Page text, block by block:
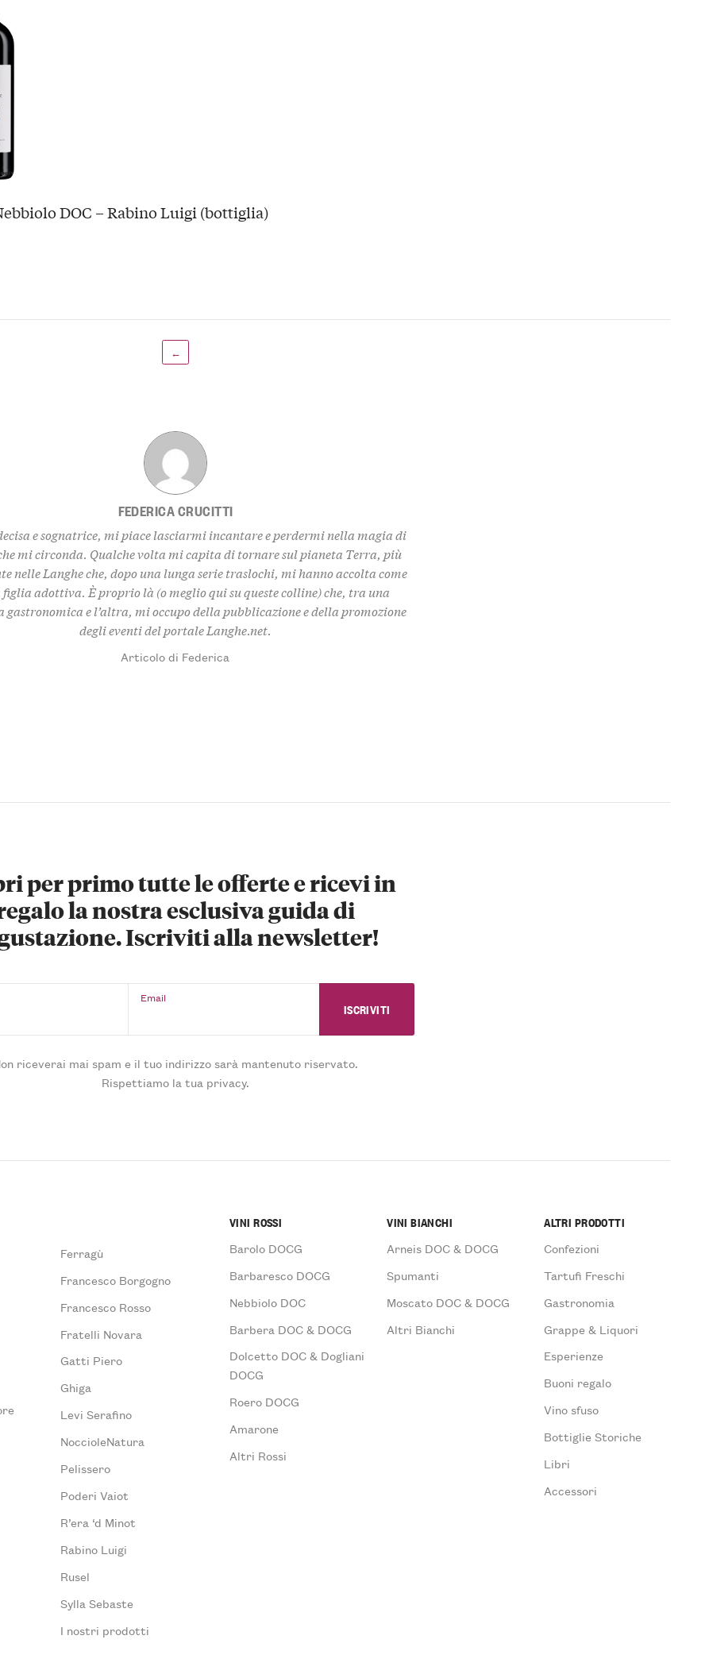
DOC – Rabino Luigi (bottiglia)
←
FEDERICA CRUCITTI
e sognatrice, mi piace lasciarmi incantare e perdermi nella magia di
mi circonda. Qualche volta mi capita di tornare sul pianeta Terra, più
nelle Langhe che, dopo una lunga serie traslochi, mi hanno accolta come
adottiva. È proprio là (o meglio qui su queste colline) che, tra una
gastronomica e l’altra, mi occupo della pubblicazione e della promozione
degli eventi del portale Langhe.net.
Articolo di Federica
per primo tutte le offerte e ricevi in
la nostra esclusiva guida di
Iscriviti alla newsletter!
Email
riceverai mai spam e il tuo indirizzo sarà mantenuto riservato.
Rispettiamo la tua privacy.
Ferragù
Francesco Borgogno
Francesco Rosso
Fratelli Novara
Gatti Piero
Ghiga
Levi Serafino
NoccioleNatura
Pelissero
Poderi Vaiot
R’era ‘d Minot
Rabino Luigi
Rusel
Sylla Sebaste
I nostri prodotti
VINI ROSSI
Barolo DOCG
Barbaresco DOCG
Nebbiolo DOC
Barbera DOC & DOCG
Dolcetto DOC & Dogliani
DOCG
Roero DOCG
Amarone
Altri Rossi
VINI BIANCHI
Arneis DOC & DOCG
Spumanti
Moscato DOC & DOCG
Altri Bianchi
ALTRI PRODOTTI
Confezioni
Tartufi Freschi
Gastronomia
Grappe & Liquori
Esperienze
Buoni regalo
Vino sfuso
Bottiglie Storiche
Libri
Accessori